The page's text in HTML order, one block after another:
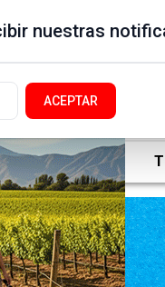
DEPORTES
nuestras
ACEPTAR